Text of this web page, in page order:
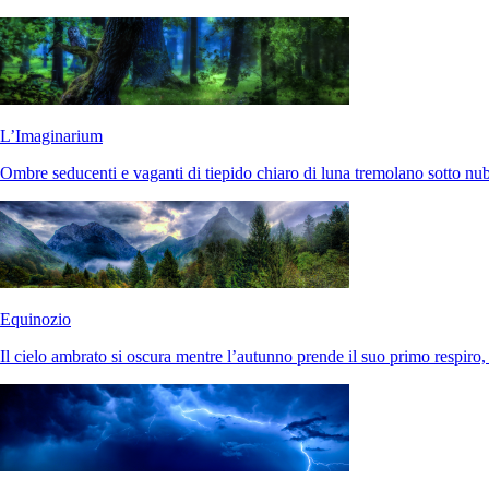
L’Imaginarium
Ombre seducenti e vaganti di tiepido chiaro di luna tremolano sotto
Equinozio
Il cielo ambrato si oscura mentre l’autunno prende il suo primo